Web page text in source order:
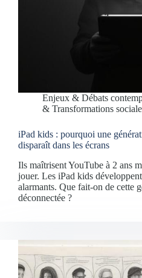
Enjeux & Débats
& Transformations
iPad kids : pourquoi une
disparaît dans les écrans
Ils maîtrisent YouTube à 2 ans
jouer. Les iPad kids
alarmants. Que fait-on de cette
déconnectée ?